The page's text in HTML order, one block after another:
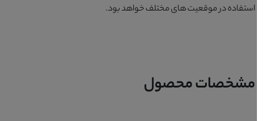
استفاده در موقعیت های مختلف خواهد بود.
مشخصات محصول